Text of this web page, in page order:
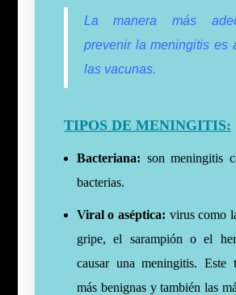
La manera más
prevenir la meningitis es
las vacunas.
TIPOS DE MENINGITIS:
Bacteriana: son meningitis
bacterias.
Viral o aséptica: virus como
gripe, el sarampión o el
causar una meningitis. Este
más benignas y también las